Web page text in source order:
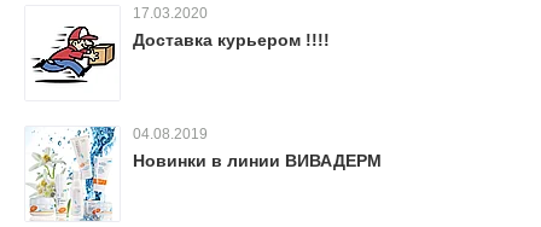
17.03.2020
Доставка курьером !!!!
04.08.2019
Новинки в линии ВИВАДЕРМ